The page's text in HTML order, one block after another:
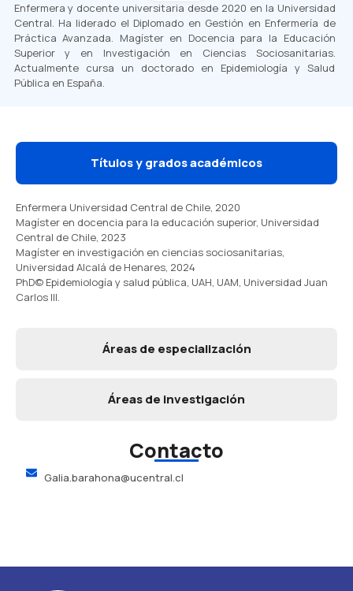
Enfermera y docente universitaria desde 2020 en la Universidad
Central. Ha liderado el Diplomado en Gestión en Enfermería de
Práctica Avanzada. Magíster en Docencia para la Educación
Superior y en Investigación en Ciencias Sociosanitarias.
Actualmente cursa un doctorado en Epidemiología y Salud
Pública en España.
Títulos y grados académicos
Áreas de especialización
Áreas de investigación
Enfermera Universidad Central de Chile, 2020
Magíster en docencia para la educación superior, Universidad
Central de Chile, 2023
Magíster en investigación en ciencias sociosanitarias,
Universidad Alcalá de Henares, 2024
PhD© Epidemiología y salud pública, UAH, UAM, Universidad Juan
Carlos III.
Contacto
Galia.barahona@ucentral.cl